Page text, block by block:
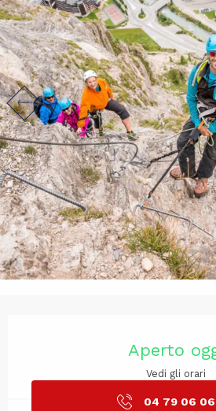
Aperto
Vedi gli orari
04 79 06 06